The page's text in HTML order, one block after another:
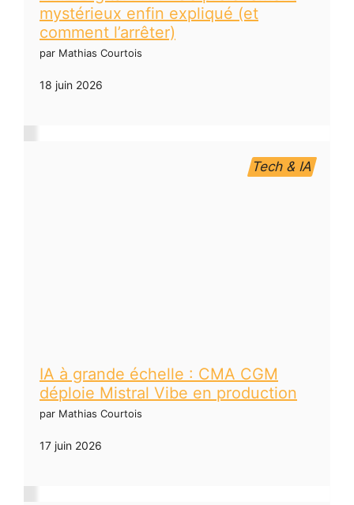
mystérieux enfin expliqué (et
comment l’arrêter)
par Mathias Courtois
18 juin 2026
Tech & IA
IA à grande échelle : CMA CGM
déploie Mistral Vibe en production
par Mathias Courtois
17 juin 2026